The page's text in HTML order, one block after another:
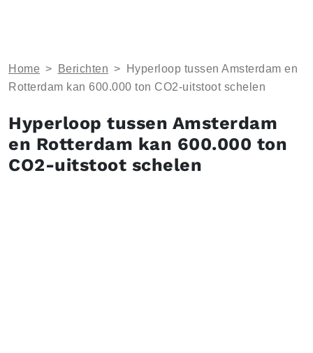
Home > Berichten >
Hyperloop tussen Amsterdam en
Rotterdam kan 600.000 ton CO2-uitstoot schelen
Hyperloop tussen Amsterdam
en Rotterdam kan 600.000 ton
CO2-uitstoot schelen